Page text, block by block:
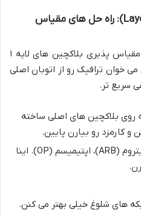
ارزهای لایه ۲ (Layer 2 Solutions): راه حل های مقیاس
این پروژه ها برای حل مشکلات مقیاس پذیری بلاکچین های لایه ۱
خوان ترافیک رو از اتوبان اصلی
سریع تر.
روی بلاکچین های اصلی ساخته
کارمزد رو بیارن پایین.
آربیتروم (ARB)، اپتیمیسم (OP). اینا
های شلوغ خیلی بهتر می کنن.